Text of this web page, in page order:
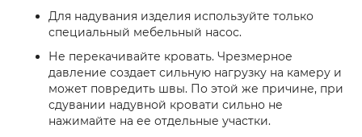
Для надувания изделия используйте только
специальный мебельный насос.
Не перекачивайте кровать. Чрезмерное
давление создает сильную нагрузку на камеру и
может повредить швы. По этой же причине, при
сдувании надувной кровати сильно не
нажимайте на ее отдельные участки.